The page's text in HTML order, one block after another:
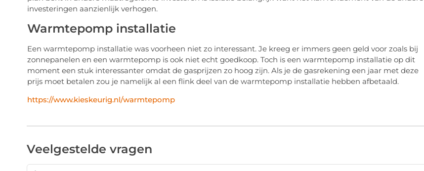
investeringen aanzienlijk verhogen.
Warmtepomp installatie
Een warmtepomp installatie was voorheen niet zo interessant. Je kreeg er immers geen geld voor zoals bij
zonnepanelen en een warmtepomp is ook niet echt goedkoop. Toch is een warmtepomp installatie op dit
moment een stuk interessanter omdat de gasprijzen zo hoog zijn. Als je de gasrekening een jaar met deze
prijs moet betalen zou je namelijk al een flink deel van de warmtepomp installatie hebben afbetaald.
https://www.kieskeurig.nl/warmtepomp
Veelgestelde vragen